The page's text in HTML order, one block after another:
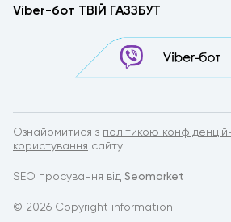
Viber-бот ТВІЙ ГАЗЗБУТ
© 2026 Copyright information
Ознайомитися з політикою
користування сайту
SEO просування від Seomarket